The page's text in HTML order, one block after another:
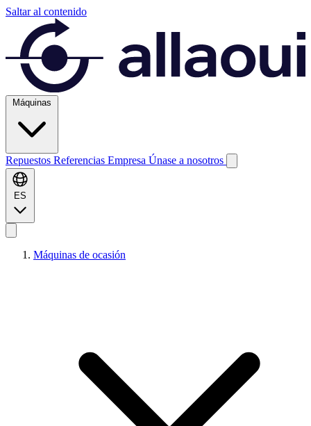
Saltar al contenido
Máquinas
Repuestos Referencias Empresa Únase a nosotros
ES
Máquinas de ocasión